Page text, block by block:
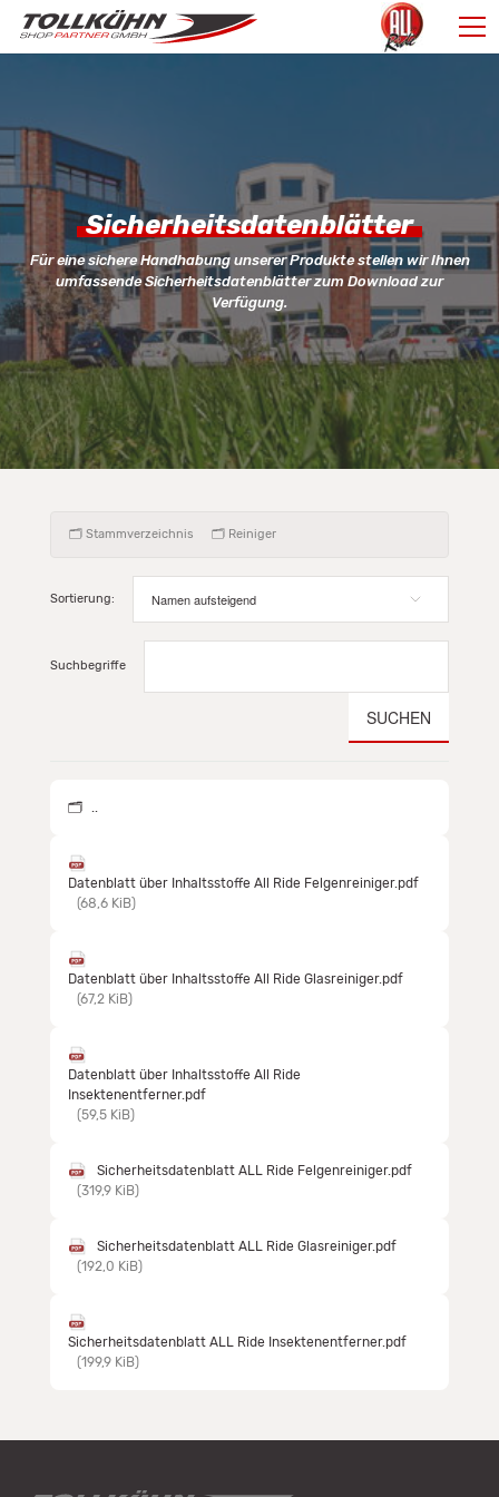
Sicherheitsdatenblätter
Für eine sichere Handhabung unserer Produkte stellen wir Ihnen
umfassende Sicherheitsdatenblätter zum Download zur
Verfügung.
Stammverzeichnis Reiniger
Sortierung:
Suchbegriffe
SUCHEN
Datenblatt über Inhaltsstoffe All Ride Felgenreiniger.pdf
(68,6 KiB)
Datenblatt über Inhaltsstoffe All Ride Glasreiniger.pdf
(67,2 KiB)
Datenblatt über Inhaltsstoffe All Ride
Insektenentferner.pdf
(59,5 KiB)
Sicherheitsdatenblatt ALL Ride Felgenreiniger.pdf
(319,9 KiB)
Sicherheitsdatenblatt ALL Ride Glasreiniger.pdf
(192,0 KiB)
Sicherheitsdatenblatt ALL Ride Insektenentferner.pdf
(199,9 KiB)